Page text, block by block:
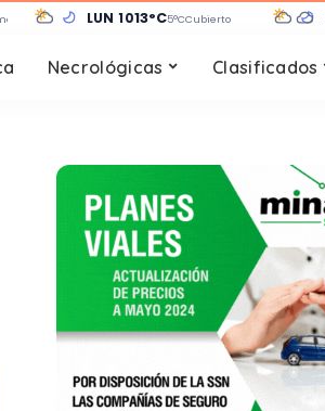
nublado LUN 1013°C5°CCubierto
Necrológicas Clasificados